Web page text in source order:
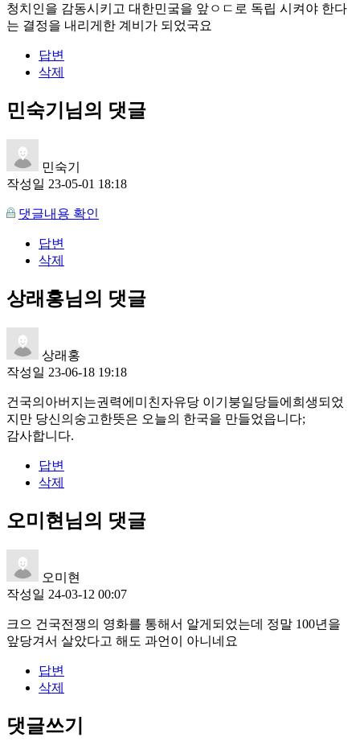
청치인을 감동시키고 대한민궄을 앞ㅇㄷ로 독립 시켜야 한다
는 결정을 내리게한 계비가 되었국요
답변
삭제
민숙기님의 댓글
민숙기
작성일 23-05-01 18:18
댓글내용 확인
답변
삭제
상래홍님의 댓글
상래홍
작성일 23-06-18 19:18
건국의아버지는권력에미친자유당 이기붕일당들에희생되었
지만 당신의숭고한뜻은 오늘의 한국을 만들었읍니다;
감사합니다.
답변
삭제
오미현님의 댓글
오미현
작성일 24-03-12 00:07
크으 건국전쟁의 영화를 통해서 알게되었는데 정말 100년을
앞당겨서 살았다고 해도 과언이 아니네요
답변
삭제
댓글쓰기